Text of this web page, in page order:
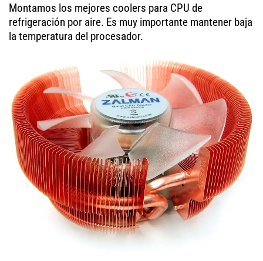
Montamos los mejores coolers para CPU de
refrigeración por aire. Es muy importante mantener baja
la temperatura del procesador.